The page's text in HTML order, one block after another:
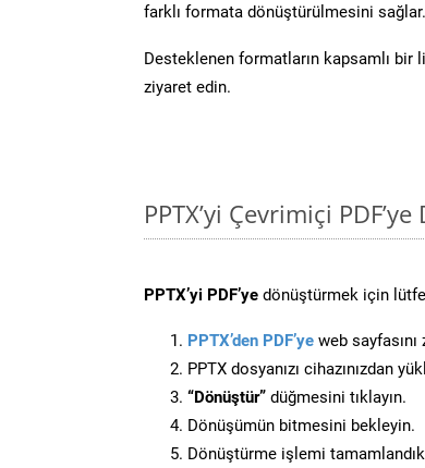
farklı formata dönüştürülmesini sağlar.
Desteklenen formatların kapsamlı bir
ziyaret edin.
PPTX’yi Çevrimiçi
PPTX’yi PDF’ye dönüştürmek için
PPTX’den PDF’ye web
PPTX dosyanızı cihazınızdan
“Dönüştür” düğmesini tıklayın.
Dönüşümün bitmesini bekleyin.
Dönüştürme işlemi